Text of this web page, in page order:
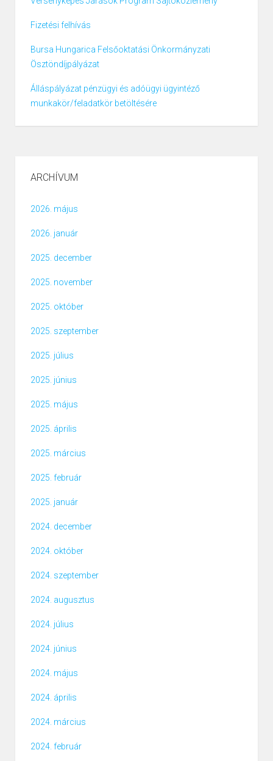
Fizetési felhívás
Bursa Hungarica Felsőoktatási Önkormányzati
Ösztöndíjpályázat
Álláspályázat pénzügyi és adóügyi ügyintéző
munkakör/feladatkör betöltésére
ARCHÍVUM
2026. május
2026. január
2025. december
2025. november
2025. október
2025. szeptember
2025. július
2025. június
2025. május
2025. április
2025. március
2025. február
2025. január
2024. december
2024. október
2024. szeptember
2024. augusztus
2024. július
2024. június
2024. május
2024. április
2024. március
2024. február